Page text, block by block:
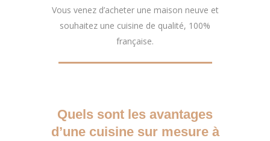
Vous venez d’acheter une maison neuve et
souhaitez une cuisine de qualité, 100%
française.
Quels sont les avantages
d’une cuisine sur mesure à